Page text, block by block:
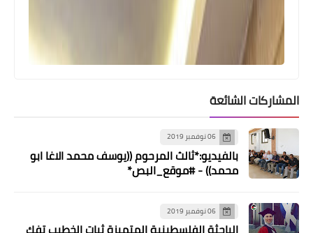
المشاركات الشائعة
06 نوفمبر 2019
بالفيديو:*ثالث المرحوم ((يوسف محمد الاغا ابو
محمد)) - #موقع_البص*
06 نوفمبر 2019